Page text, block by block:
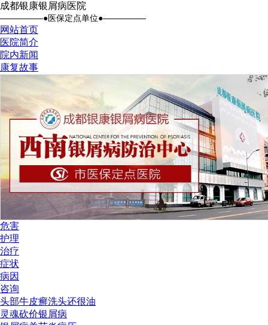
成都银康银屑病医院
●医保定点单位●
网站首页
医院简介
院内新闻
康复故事
危害
护理
治疗
症状
病因
咨询
头部牛皮癣洗头还很油
灵魂砍价银屑病